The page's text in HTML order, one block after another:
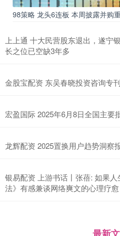
98策略 龙头6连板 本周披露并购
上上通 十大民营股东退出，遂宁
长之位已空缺3年多
金股宝配资 东吴春晓投资咨询专
宏盈国际 2025年6月8日全国主要
龙辉配资 2025置换用户趋势洞察
银易配资 上游书话丨张蓓: 如果
法》有感兼谈网络爽文的心理疗愈